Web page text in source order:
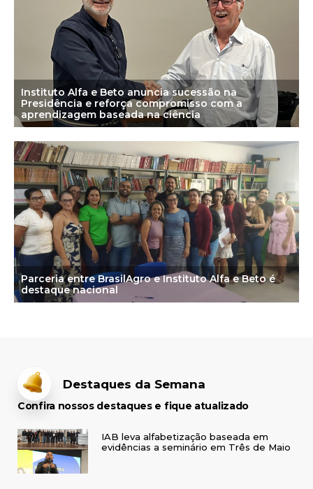
Instituto Alfa e Beto anuncia sucessão na
Presidência e reforça compromisso com a
aprendizagem baseada na ciência
Parceria entre BrasilAgro e Instituto Alfa e Beto é
destaque nacional
Destaques da Semana
Confira nossos destaques e fique atualizado
IAB leva alfabetização baseada em
evidências a seminário em Três de Maio